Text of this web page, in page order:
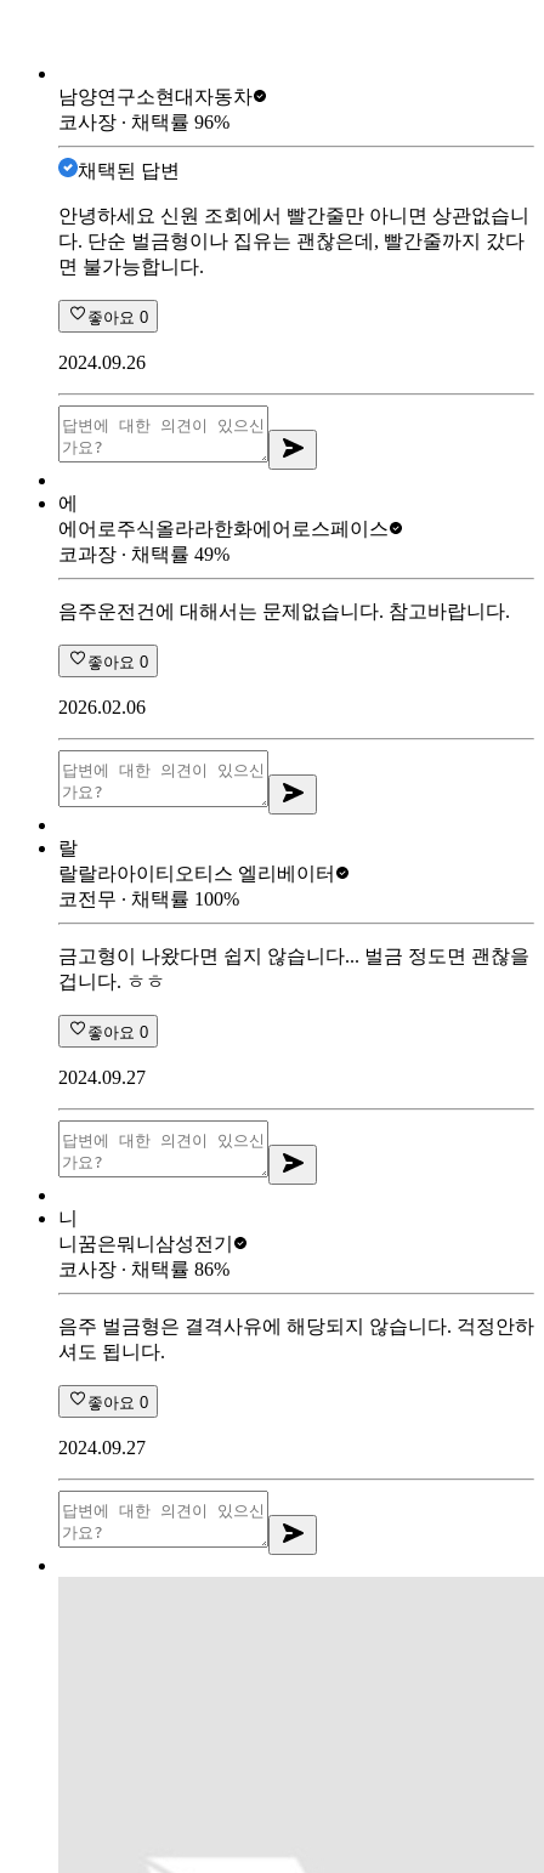
남양연구소현대자동차
코사장 ∙ 채택률 96%
채택된 답변
안녕하세요 신원 조회에서 빨간줄만 아니면 상관없습니
다. 단순 벌금형이나 집유는 괜찮은데, 빨간줄까지 갔다
면 불가능합니다.
좋아요 0
2024.09.26
에
에어로주식올라라한화에어로스페이스
코과장 ∙ 채택률 49%
음주운전건에 대해서는 문제없습니다. 참고바랍니다.
좋아요 0
2026.02.06
랄
랄랄라아이티 오티스 엘리베이터
코전무 ∙ 채택률 100%
금고형이 나왔다면 쉽지 않습니다... 벌금 정도면 괜찮을
겁니다. ㅎㅎ
좋아요 0
2024.09.27
니
니꿈은뭐니 삼성전기
코사장 ∙ 채택률 86%
음주 벌금형은 결격사유에 해당되지 않습니다. 걱정안하
셔도 됩니다.
좋아요 0
2024.09.27